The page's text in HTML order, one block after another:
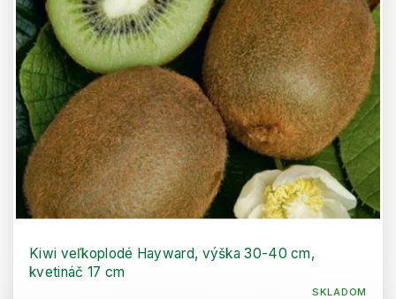
Kiwi veľkoplodé Hayward, výška 30-40 cm,
kvetináč 17 cm
SKLADOM